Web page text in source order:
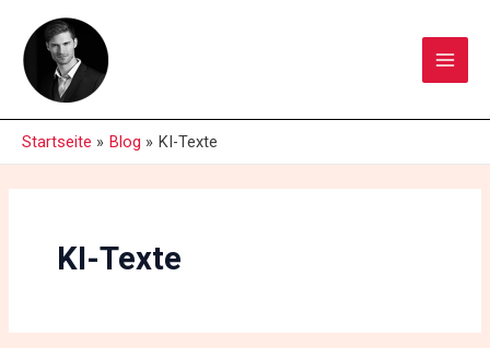
Inhalt
springen
Startseite Blog KI-Texte
KI-Texte